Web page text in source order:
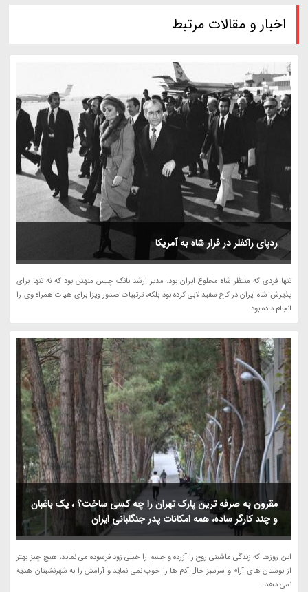
اخبار و مقالات مرتبط
ردپای راکفلر در فرار شاه به آمریکا
تنها فردی که منتظر شاه مخلوع ایران بود، مدیر ارشد بانک چیس منهتن بود که نه تنها برای
پذیرش شاه ایران در کاخ سفید لابی کرده بود بلکه، ترتیبات صدور ویزا برای هیات همراه وی را
انجام داده بود
مقرون به صرفه ترین پارک تهران را چه کسی ساخت؟ ، یک باغبان
و چند کارگر ساده، همه امکانات پدر جنگلبانی ایران
این روزها که زندگی ماشینی روح را آزرده و جسم را خیلی زود فرسوده می نماید، هیچ چیز بهتر
از بوستان های آرام و سرسبز حال آدم ها را خوب نمی نماید و آرامش را به شهرنشینان هدیه
نمی دهد.